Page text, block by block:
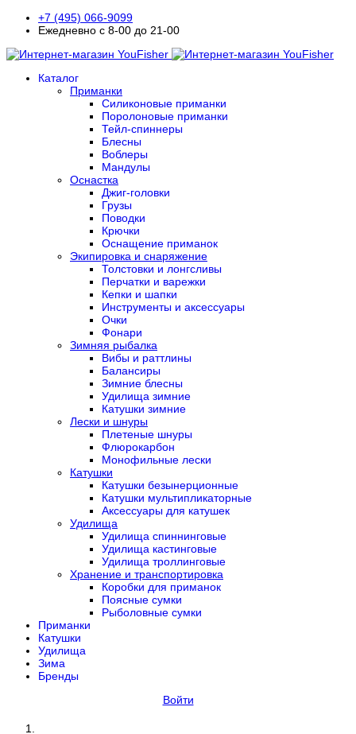
+7 (495) 066-9099
Ежедневно с 8-00 до 21-00
Каталог
Приманки
Силиконовые приманки
Поролоновые приманки
Тейл-спиннеры
Блесны
Воблеры
Мандулы
Оснастка
Джиг-головки
Грузы
Поводки
Крючки
Оснащение приманок
Экипировка и снаряжение
Толстовки и лонгсливы
Перчатки и варежки
Кепки и шапки
Инструменты и аксессуары
Очки
Фонари
Зимняя рыбалка
Вибы и раттлины
Балансиры
Зимние блесны
Удилища зимние
Катушки зимние
Лески и шнуры
Плетеные шнуры
Флюрокарбон
Монофильные лески
Катушки
Катушки безынерционные
Катушки мультипликаторные
Аксессуары для катушек
Удилища
Удилища спиннинговые
Удилища кастинговые
Удилища троллинговые
Хранение и транспортировка
Коробки для приманок
Поясные сумки
Рыболовные сумки
Приманки
Катушки
Удилища
Зима
Бренды
Войти